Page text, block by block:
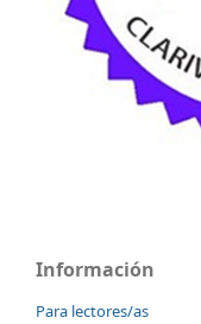
Información
Para lectores/as